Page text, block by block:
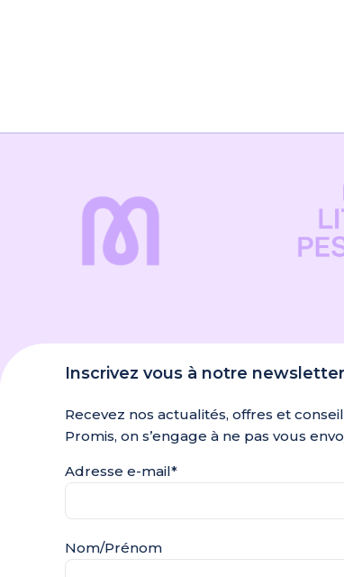
Inscrivez vous à notre newsletter
Recevez nos actualités, offres et
Promis, on s’engage à ne pas vous
Adresse e-mail*
Nom/Prénom